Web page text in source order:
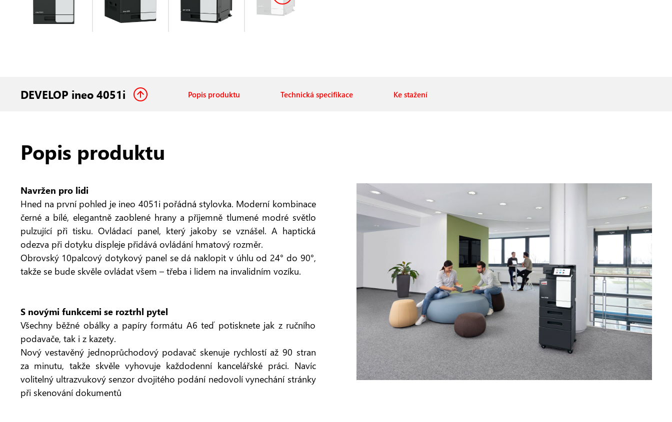
DEVELOP ineo 4051i Popis produktu Technická specifikace Ke stažení
Popis produktu
Navržen pro lidi
Hned na první pohled je ineo 4051i pořádná stylovka. Moderní kombinace
černé a bílé, elegantně zaoblené hrany a příjemně tlumené modré světlo
pulzující při tisku. Ovládací panel, který jakoby se vznášel. A haptická
odezva při dotyku displeje přidává ovládání hmatový rozměr.
Obrovský 10palcový dotykový panel se dá naklopit v úhlu od 24° do 90°,
takže se bude skvěle ovládat všem – třeba i lidem na invalidním vozíku.
S novými funkcemi se roztrhl pytel
Všechny běžné obálky a papíry formátu A6 teď potisknete jak z ručního
podavače, tak i z kazety.
Nový vestavěný jednoprůchodový podavač skenuje rychlostí až 90 stran
za minutu, takže skvěle vyhovuje každodenní kancelářské práci. Navíc
volitelný ultrazvukový senzor dvojitého podání nedovolí vynechání stránky
při skenování dokumentů